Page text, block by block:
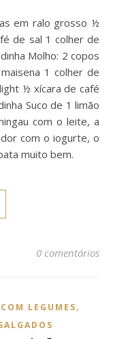
de sal 1 colher de
Molho: 2 copos
1 colher de
½ xícara de café
Suco de 1 limão
com o leite, a
com o iogurte, o
muito bem.
0 comentários
LEGUMES,